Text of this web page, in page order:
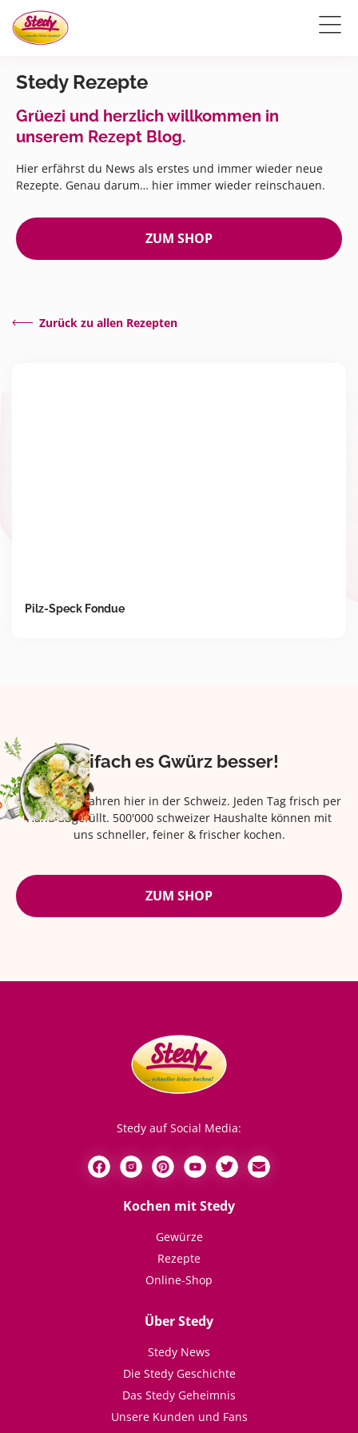
Stedy Rezepte
Grüezi und herzlich willkommen in
unserem Rezept Blog.
Hier erfährst du News als erstes und immer wieder neue
Rezepte. Genau darum… hier immer wieder reinschauen.
ZUM SHOP
Zurück zu allen Rezepten
Pilz-Speck Fondue
Eifach es Gwürz besser!
Seit über 42 Jahren hier in der Schweiz. Jeden Tag frisch per
Hand abgefüllt. 500'000 schweizer Haushalte können mit
uns schneller, feiner & frischer kochen.
ZUM SHOP
Stedy auf Social Media:
Kochen mit Stedy
Gewürze
Rezepte
Online-Shop
Über Stedy
Stedy News
Die Stedy Geschichte
Das Stedy Geheimnis
Unsere Kunden und Fans